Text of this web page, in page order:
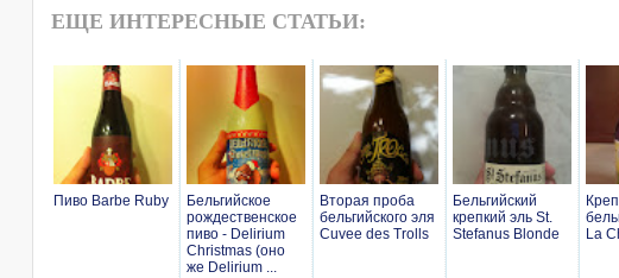
ЕЩЕ ИНТЕРЕСНЫЕ СТАТЬИ:
Пиво Barbe Ruby
Бельгийское
рождественское
пиво - Delirium
Christmas (оно
же Delirium ...
Вторая проба
бельгийского эля
Cuvee des Trolls
Бельгийский
крепкий эль St.
Stefanus Blonde
La